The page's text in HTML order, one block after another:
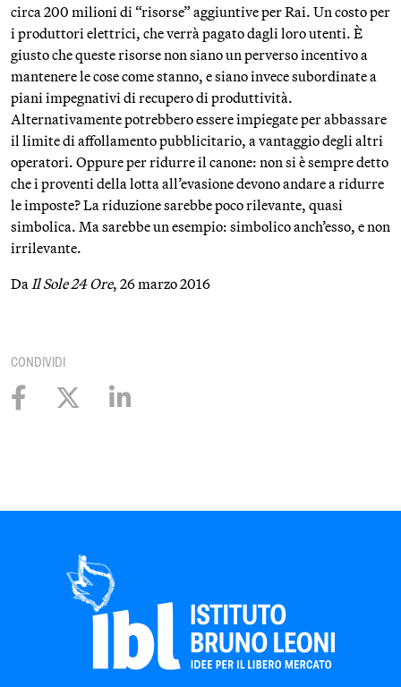
circa 200 milioni di “risorse” aggiuntive per Rai. Un costo per
i produttori elettrici, che verrà pagato dagli loro utenti. È
giusto che queste risorse non siano un perverso incentivo a
mantenere le cose come stanno, e siano invece subordinate a
piani impegnativi di recupero di produttività.
Alternativamente potrebbero essere impiegate per abbassare
il limite di affollamento pubblicitario, a vantaggio degli altri
operatori. Oppure per ridurre il canone: non si è sempre detto
che i proventi della lotta all’evasione devono andare a ridurre
le imposte? La riduzione sarebbe poco rilevante, quasi
simbolica. Ma sarebbe un esempio: simbolico anch’esso, e non
irrilevante.
DaIl Sole 24 Ore, 26 marzo 2016
CONDIVIDI